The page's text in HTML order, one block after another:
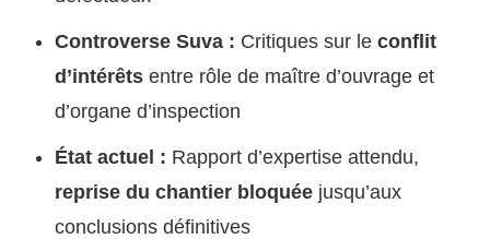
Controverse Suva : Critiques sur le conflit
d’intérêts entre rôle de maître d’ouvrage et
d’organe d’inspection
État actuel : Rapport d’expertise attendu,
reprise du chantier bloquée jusqu’aux
conclusions définitives